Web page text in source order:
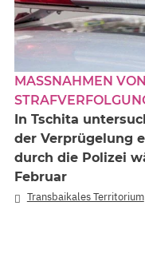
MASSNAHMEN VON S
In Tschita
der Verprügelung
durch die Polizei
Februar
Transbaikales Territorium